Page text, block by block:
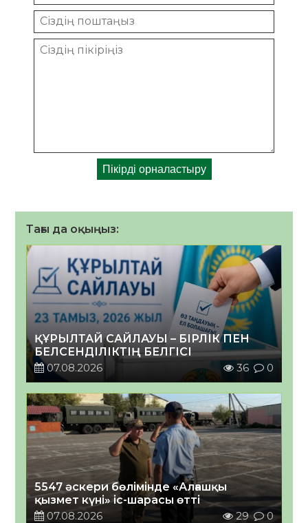
Тағы да оқыңыз:
ҚҰРЫЛТАЙ САЙЛАУЫ – БІРЛІК ПЕН
БЕЛСЕНДІЛІКТІҢ БЕЛГІСІ
07.08.2026
36 0
5547 әскери бөлімінде «Алғашқы
қызмет күні» іс-шарасы өтті
07.08.2026
29 0